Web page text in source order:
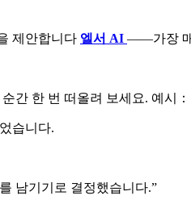
제안합니다 엘서 AI ——가장 매
간 한 번 떠올려 보세요. 예시：
습니다.
남기기로 결정했습니다.”